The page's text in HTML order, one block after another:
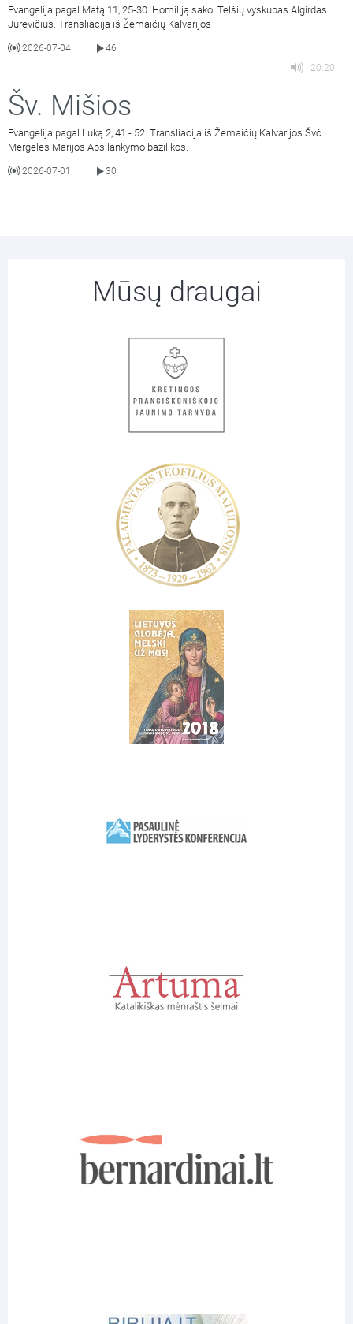
Evangelija pagal Matą 11, 25-30. Homiliją sako Telšių vyskupas Algirdas
Jurevičius. Transliacija iš Žemaičių Kalvarijos
2026-07-04
46
20:20
Šv. Mišios
Evangelija pagal Luką 2, 41 - 52. Transliacija iš Žemaičių Kalvarijos Švč.
Mergelės Marijos Apsilankymo bazilikos.
2026-07-01 | 30
Mūsų draugai